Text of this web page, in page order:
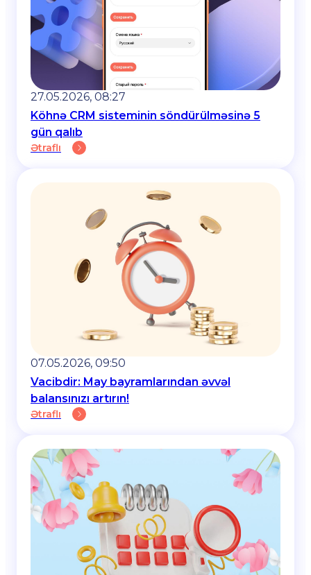
27.05.2026, 08:27
Köhnə CRM sisteminin söndürülməsinə 5
gün qalıb
Ətraflı
07.05.2026, 09:50
Vacibdir: May bayramlarından əvvəl
balansınızı artırın!
Ətraflı